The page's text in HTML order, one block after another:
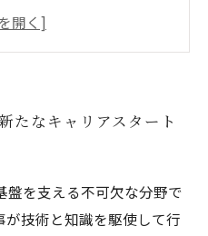
配管業界で自分を磨く
業界で未来を切り拓く
たなキャリアスタート
盤を支える不可欠な分野で
が技術と知識を駆使して行